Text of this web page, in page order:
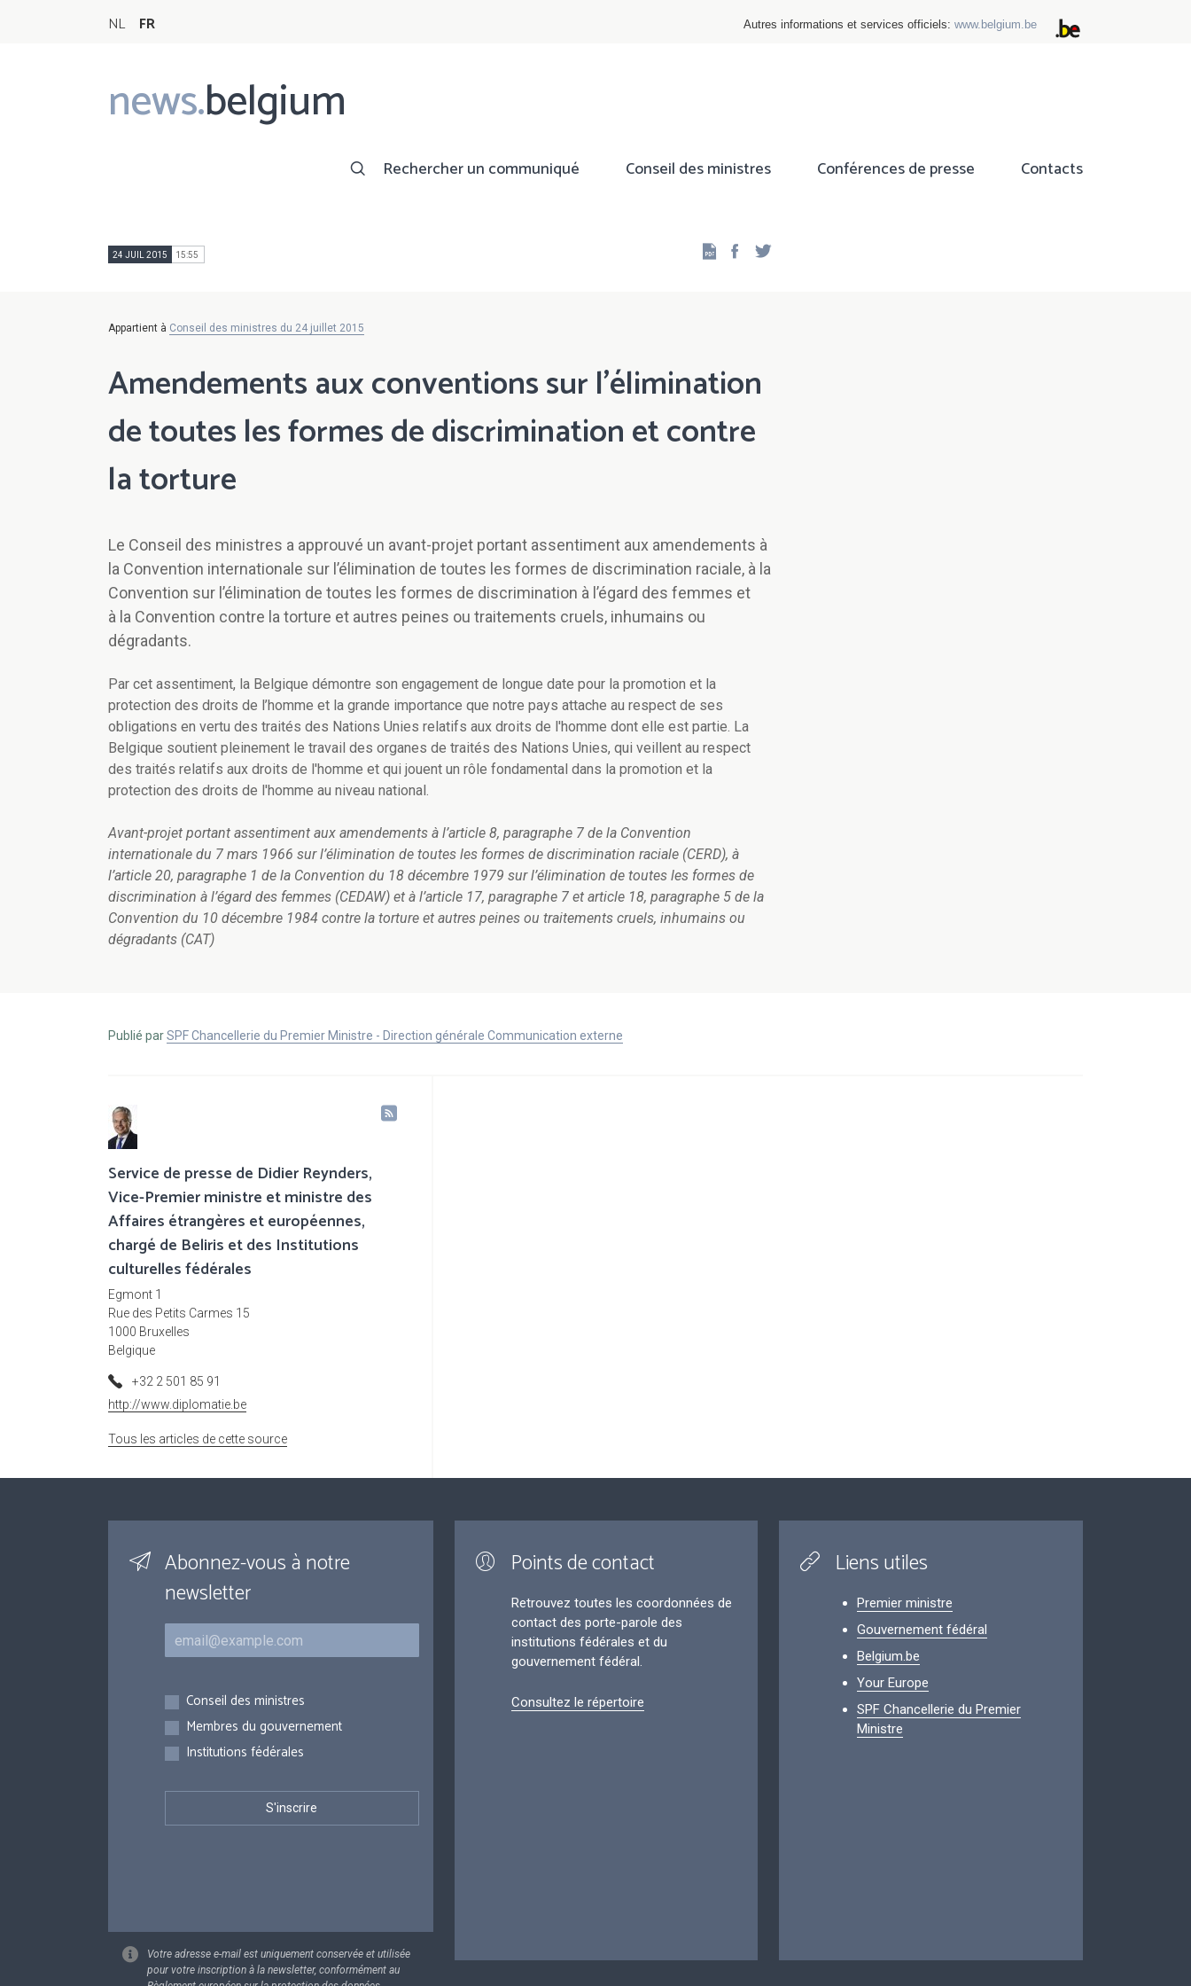
NL FR Autres informations et services officiels: www.belgium.be
news.belgium
Main
navigation
Rechercher un communiqué Conseil des ministres Conférences de presse Contacts
24 JUIL 2015 15:55 Facebook
Appartient à Conseil des ministres du 24 juillet 2015
Amendements aux conventions sur l’élimination
de toutes les formes de discrimination et contre
la torture
Le Conseil des ministres a approuvé un avant-projet portant assentiment aux amendements à
la Convention internationale sur l’élimination de toutes les formes de discrimination raciale, à la
Convention sur l’élimination de toutes les formes de discrimination à l’égard des femmes et
à la Convention contre la torture et autres peines ou traitements cruels, inhumains ou
dégradants.
Par cet assentiment, la Belgique démontre son engagement de longue date pour la promotion et la
protection des droits de l’homme et la grande importance que notre pays attache au respect de ses
obligations en vertu des traités des Nations Unies relatifs aux droits de l'homme dont elle est partie. La
Belgique soutient pleinement le travail des organes de traités des Nations Unies, qui veillent au respect
des traités relatifs aux droits de l'homme et qui jouent un rôle fondamental dans la promotion et la
protection des droits de l'homme au niveau national.
Avant-projet portant assentiment aux amendements à l’article 8, paragraphe 7 de la Convention
internationale du 7 mars 1966 sur l’élimination de toutes les formes de discrimination raciale (CERD), à
l’article 20, paragraphe 1 de la Convention du 18 décembre 1979 sur l’élimination de toutes les formes de
discrimination à l’égard des femmes (CEDAW) et à l’article 17, paragraphe 7 et article 18, paragraphe 5 de la
Convention du 10 décembre 1984 contre la torture et autres peines ou traitements cruels, inhumains ou
dégradants (CAT)
Publié parSPF Chancellerie du Premier Ministre - Direction générale Communication externe
Service de presse de Didier Reynders,
Vice-Premier ministre et ministre des
Affaires étrangères et européennes,
chargé de Beliris et des Institutions
culturelles fédérales
Egmont 1
Rue des Petits Carmes 15
1000 Bruxelles
Belgique
+32 2 501 85 91
http://www.diplomatie.be
Tous les articles de cette source
Abonnez-vous à notre
newsletter
Courriel
Inscriptions
Conseil des ministres
Membres du gouvernement
Institutions fédérales
Votre adresse e-mail est uniquement conservée et utilisée
pour votre inscription à la newsletter, conformément au
Points de contact
Retrouvez toutes les coordonnées de
contact des porte-parole des
institutions fédérales et du
gouvernement fédéral.
Consultez le répertoire
Liens utiles
Premier ministre
Gouvernement fédéral
Belgium.be
Your Europe
SPF Chancellerie du Premier
Ministre